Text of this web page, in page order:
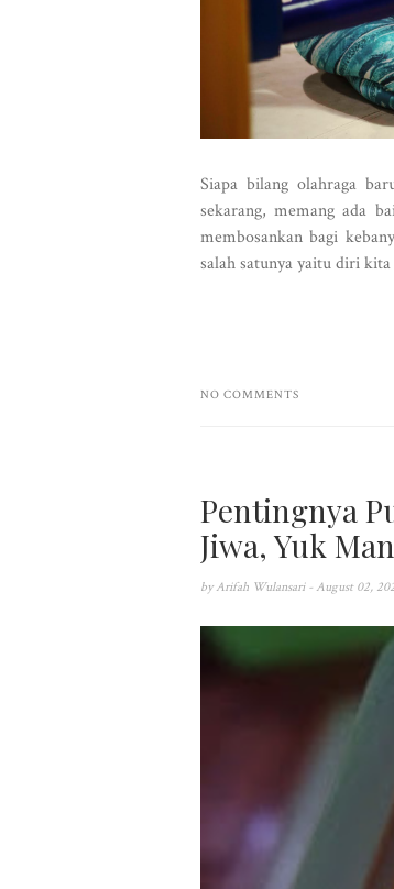
Siapa bilang olahraga
sekarang, memang ada
membosankan bagi
salah satunya yaitu diri
NO COMMENTS
Pentingnya
Jiwa, Yuk
by Arifah Wulansari - August 02,